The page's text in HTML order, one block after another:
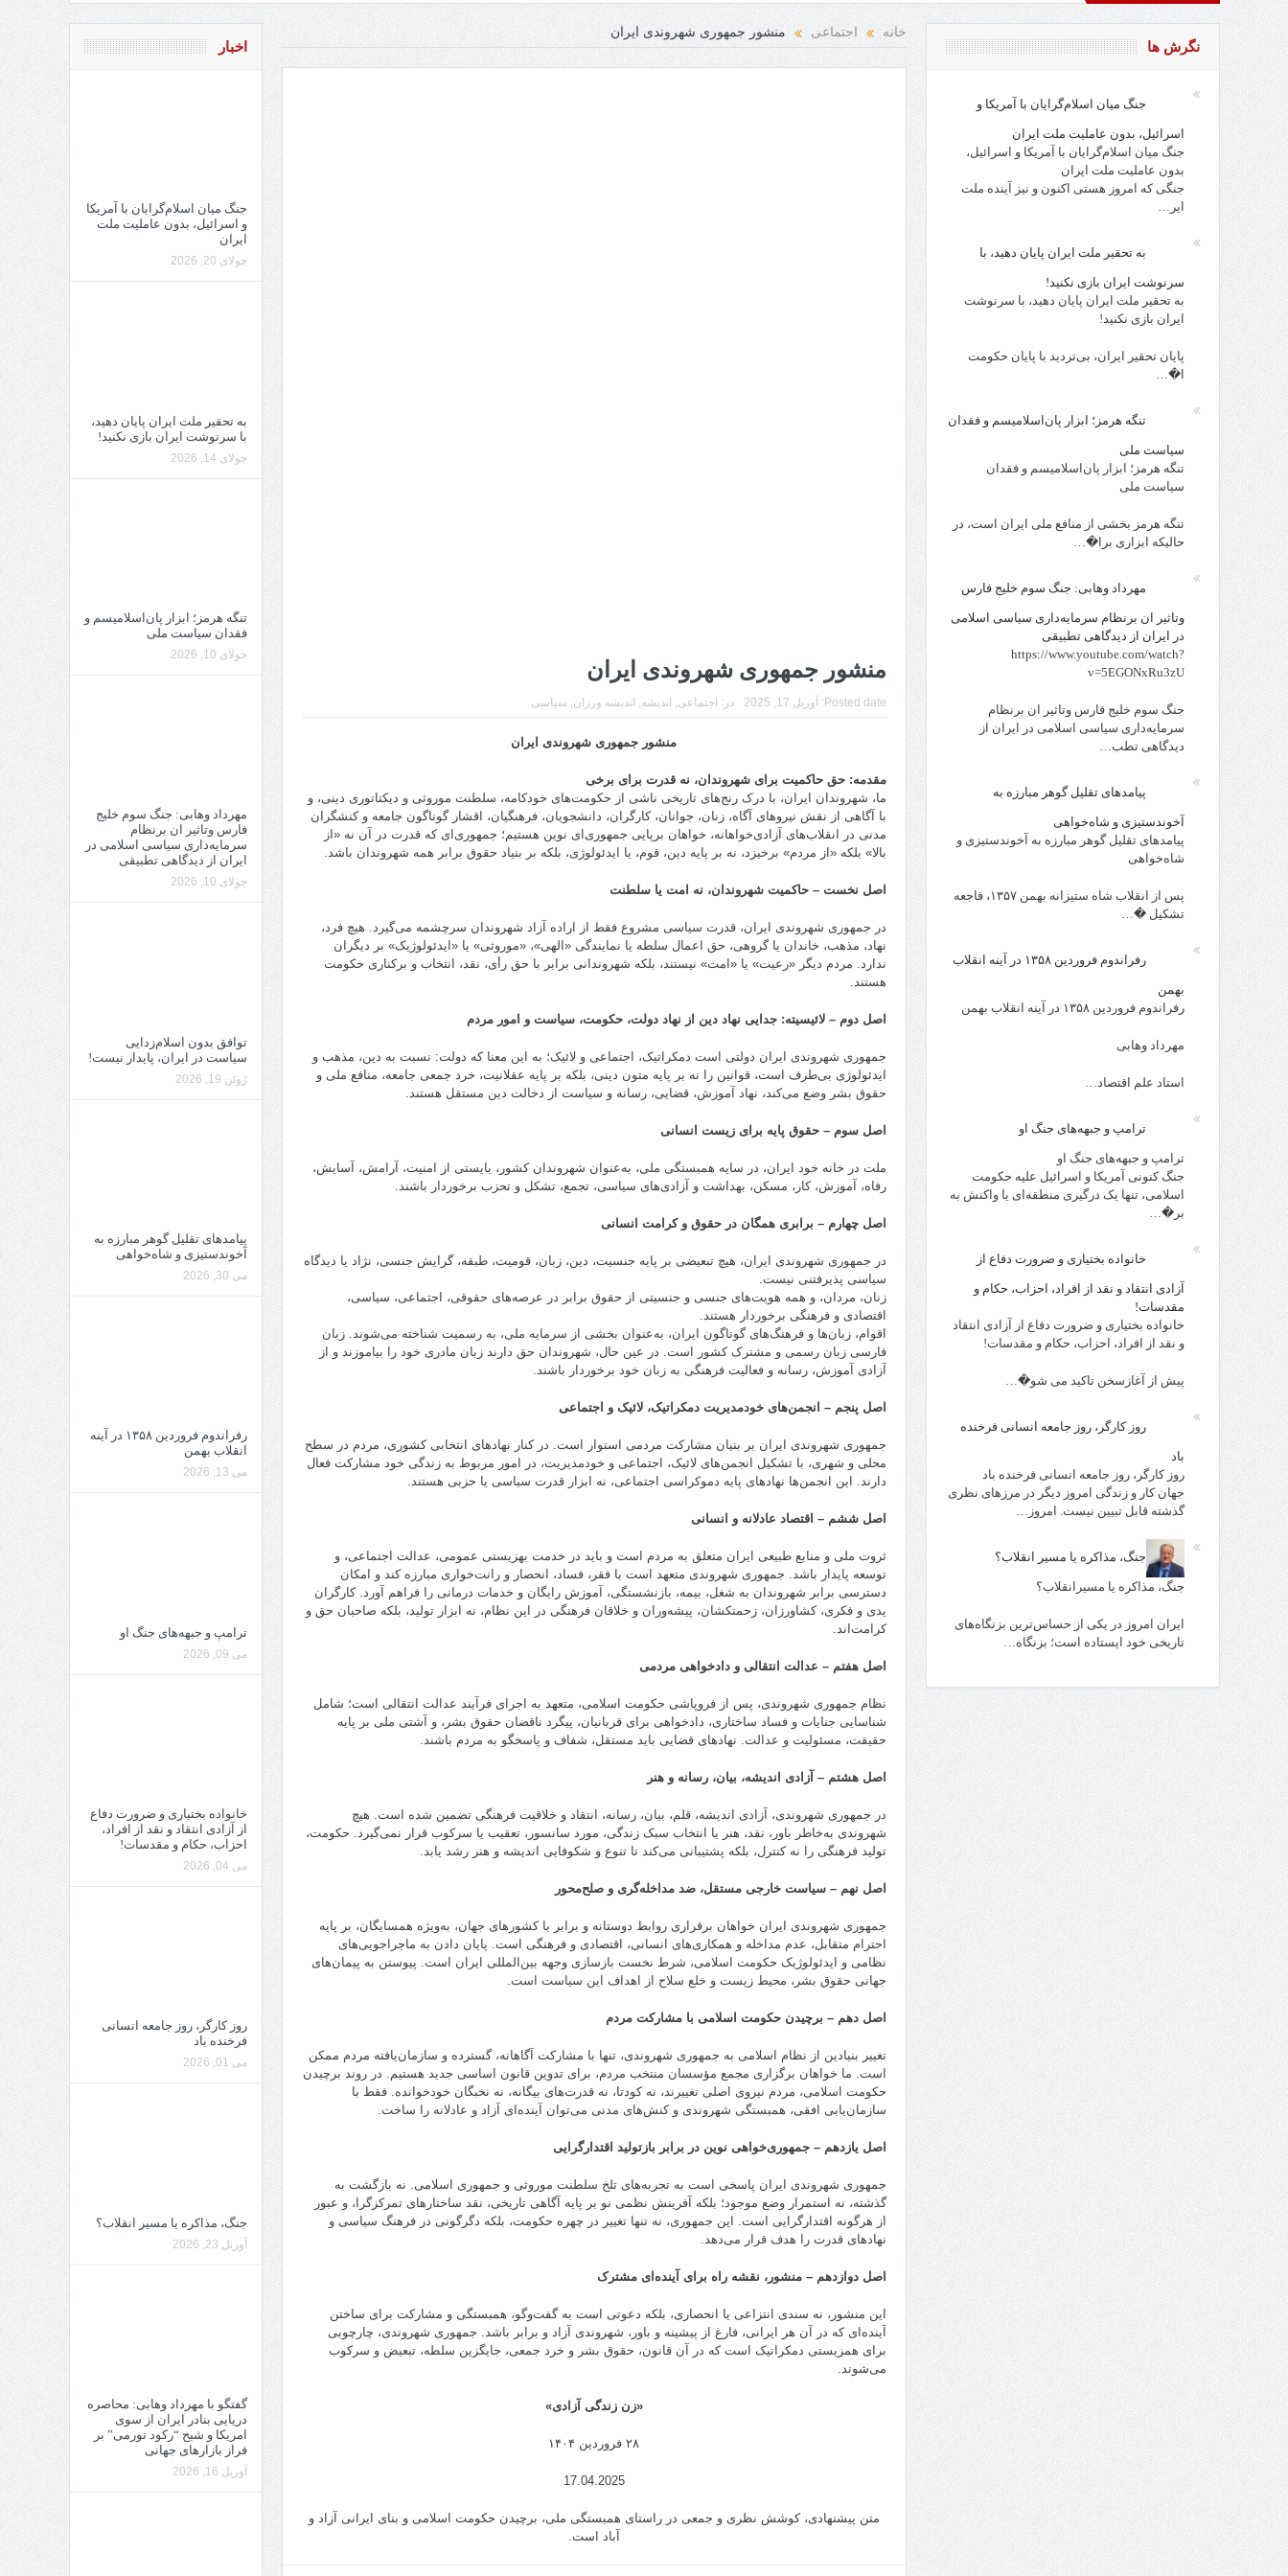
از افراد، احزاب، حکام و مقدسات! روز کارگر، روز جامعه انسانی فرخنده باد
خانه اجتماعی منشور جمهوری شهروندی ایران
منشور جمهوری شهروندی ایران
Posted date: آوریل 17, 2025 در: اجتماعی اندیشه اندیشه ورزان سیاسی
منشور جمهوری شهروندی ایران
مقدمه: حق حاکمیت برای شهروندان، نه قدرت برای برخی
ما، شهروندان ایران، با درک رنج‌های تاریخی ناشی از حکومت‌های خودکامه، سلطنت موروثی و دیکتاتوری دینی، و
با آگاهی از نقش نیروهای آگاه، زنان، جوانان، کارگران، دانشجویان، فرهنگیان، اقشار گوناگون جامعه و کنشگران
مدنی در انقلاب‌های آزادی‌خواهانه، خواهان برپایی جمهوری‌ای نوین هستیم؛ جمهوری‌ای که قدرت در آن نه «از
بالا» بلکه «از مردم» برخیزد، نه بر پایه دین، قوم، یا ایدئولوژی، بلکه بر بنیاد حقوق برابر همه شهروندان باشد.
اصل نخست – حاکمیت شهروندان، نه امت یا سلطنت
در جمهوری شهروندی ایران، قدرت سیاسی مشروع فقط از اراده آزاد شهروندان سرچشمه می‌گیرد. هیچ فرد،
نهاد، مذهب، خاندان یا گروهی، حق اعمال سلطه یا نمایندگی «الهی»، «موروثی» یا «ایدئولوژیک» بر دیگران
ندارد. مردم دیگر «رعیت» یا «امت» نیستند، بلکه شهروندانی برابر با حق رأی، نقد، انتخاب و برکناری حکومت
هستند.
اصل دوم – لائیسیته: جدایی نهاد دین از نهاد دولت، حکومت، سیاست و امور مردم
جمهوری شهروندی ایران دولتی است دمکراتیک، اجتماعی و لائیک؛ به این معنا که دولت: نسبت به دین، مذهب و
ایدئولوژی بی‌طرف است، قوانین را نه بر پایه متون دینی، بلکه بر پایه عقلانیت، خرد جمعی جامعه، منافع ملی و
حقوق بشر وضع می‌کند، نهاد آموزش، قضایی، رسانه و سیاست از دخالت دین مستقل هستند.
اصل سوم – حقوق پایه برای زیست انسانی
ملت در خانه خود ایران، در سایه همبستگی ملی، به‌عنوان شهروندان کشور، بایستی از امنیت، آرامش، آسایش،
رفاه، آموزش، کار، مسکن، بهداشت و آزادی‌های سیاسی، تجمع، تشکل و تحزب برخوردار باشند.
اصل چهارم – برابری همگان در حقوق و کرامت انسانی
در جمهوری شهروندی ایران، هیچ تبعیضی بر پایه جنسیت، دین، زبان، قومیت، طبقه، گرایش جنسی، نژاد یا دیدگاه
سیاسی پذیرفتنی نیست.
زنان، مردان، و همه هویت‌های جنسی و جنسیتی از حقوق برابر در عرصه‌های حقوقی، اجتماعی، سیاسی،
اقتصادی و فرهنگی برخوردار هستند.
اقوام، زبان‌ها و فرهنگ‌های گوناگون ایران، به‌عنوان بخشی از سرمایه ملی، به رسمیت شناخته می‌شوند. زبان
فارسی زبان رسمی و مشترک کشور است. در عین حال، شهروندان حق دارند زبان مادری خود را بیاموزند و از
آزادی آموزش، رسانه و فعالیت فرهنگی به زبان خود برخوردار باشند.
اصل پنجم – انجمن‌های خودمدیریت دمکراتیک، لائیک و اجتماعی
جمهوری شهروندی ایران بر بنیان مشارکت مردمی استوار است. در کنار نهادهای انتخابی کشوری، مردم در سطح
محلی و شهری، با تشکیل انجمن‌های لائیک، اجتماعی و خودمدیریت، در امور مربوط به زندگی خود مشارکت فعال
دارند. این انجمن‌ها نهادهای پایه دموکراسی اجتماعی‌، نه ابزار قدرت سیاسی یا حزبی هستند.
اصل ششم – اقتصاد عادلانه و انسانی
ثروت ملی و منابع طبیعی ایران متعلق به مردم است و باید در خدمت بهزیستی عمومی، عدالت اجتماعی، و
توسعه پایدار باشد. جمهوری شهروندی متعهد است با فقر، فساد، انحصار و رانت‌خواری مبارزه کند و امکان
دسترسی برابر شهروندان به شغل، بیمه، بازنشستگی، آموزش رایگان و خدمات درمانی را فراهم آورد. کارگران
یدی و فکری، کشاورزان، زحمتکشان، پیشه‌وران و خلاقان فرهنگی در این نظام، نه ابزار تولید، بلکه صاحبان حق و
کرامت‌اند.
اصل هفتم – عدالت انتقالی و دادخواهی مردمی
نظام جمهوری شهروندی، پس از فروپاشی حکومت اسلامی، متعهد به اجرای فرآیند عدالت انتقالی است؛ شامل
شناسایی جنایات و فساد ساختاری، دادخواهی برای قربانیان، پیگرد ناقضان حقوق بشر، و آشتی ملی بر پایه
حقیقت، مسئولیت و عدالت. نهادهای قضایی باید مستقل، شفاف و پاسخگو به مردم باشند.
اصل هشتم – آزادی اندیشه، بیان، رسانه و هنر
در جمهوری شهروندی، آزادی اندیشه، قلم، بیان، رسانه، انتقاد و خلاقیت فرهنگی تضمین شده است. هیچ
شهروندی به‌خاطر باور، نقد، هنر یا انتخاب سبک زندگی، مورد سانسور، تعقیب یا سرکوب قرار نمی‌گیرد. حکومت،
تولید فرهنگی را نه کنترل، بلکه پشتیبانی می‌کند تا تنوع و شکوفایی اندیشه و هنر رشد یابد.
اصل نهم – سیاست خارجی مستقل، ضد مداخله‌گری و صلح‌محور
جمهوری شهروندی ایران خواهان برقراری روابط دوستانه و برابر با کشورهای جهان، به‌ویژه همسایگان، بر پایه
احترام متقابل، عدم مداخله و همکاری‌های انسانی، اقتصادی و فرهنگی است. پایان دادن به ماجراجویی‌های
نظامی و ایدئولوژیک حکومت اسلامی، شرط نخست بازسازی وجهه بین‌المللی ایران است. پیوستن به پیمان‌های
جهانی حقوق بشر، محیط زیست و خلع سلاح از اهداف این سیاست است.
اصل دهم – برچیدن حکومت اسلامی با مشارکت مردم
تغییر بنیادین از نظام اسلامی به جمهوری شهروندی، تنها با مشارکت آگاهانه، گسترده و سازمان‌یافته مردم ممکن
است. ما خواهان برگزاری مجمع مؤسسان منتخب مردم، برای تدوین قانون اساسی جدید هستیم. در روند برچیدن
حکومت اسلامی، مردم نیروی اصلی تغییرند، نه کودتا، نه قدرت‌های بیگانه، نه نخبگان خودخوانده. فقط با
سازمان‌یابی افقی، همبستگی شهروندی و کنش‌های مدنی می‌توان آینده‌ای آزاد و عادلانه را ساخت.
اصل یازدهم – جمهوری‌خواهی نوین در برابر بازتولید اقتدارگرایی
جمهوری شهروندی ایران پاسخی است به تجربه‌های تلخ سلطنت موروثی و جمهوری اسلامی. نه بازگشت به
گذشته، نه استمرار وضع موجود؛ بلکه آفرینش نظمی نو بر پایه آگاهی تاریخی، نقد ساختارهای تمرکزگرا، و عبور
از هرگونه اقتدارگرایی است. این جمهوری، نه تنها تغییر در چهره حکومت، بلکه دگرگونی در فرهنگ سیاسی و
نهادهای قدرت را هدف قرار می‌دهد.
اصل دوازدهم – منشور، نقشه راه برای آینده‌ای مشترک
این منشور، نه سندی انتزاعی یا انحصاری، بلکه دعوتی است به گفت‌وگو، همبستگی و مشارکت برای ساختن
آینده‌ای که در آن هر ایرانی، فارغ از پیشینه و باور، شهروندی آزاد و برابر باشد. جمهوری شهروندی، چارچوبی
برای همزیستی دمکراتیک است که در آن قانون، حقوق بشر و خرد جمعی، جایگزین سلطه، تبعیض و سرکوب
می‌شوند.
«زن زندگی آزادی»
۲۸ فروردين ۱۴۰۴
17.04.2025
متن پیشنهادی، کوشش نظری و جمعی در راستای همبستگی ملی، برچیدن حکومت اسلامی و بنای ایرانی آزاد و
آباد است.
اخبار
جنگ میان اسلام‌گرایان با آمریکا
و اسرائیل، بدون عاملیت ملت
ایران
جولای 20, 2026
به تحقیر ملت ایران پایان دهید،
با سرنوشت ایران بازی نکنید!
جولای 14, 2026
تنگه هرمز؛ ابزار پان‌اسلامیسم و
فقدان سیاست ملی
جولای 10, 2026
مهرداد وهابی: جنگ سوم خلیج
فارس وتاثیر ان برنظام
سرمایه‌داری سیاسی اسلامی در
ایران از دیدگاهی تطبیقی
جولای 10, 2026
توافق بدون اسلام‌زدایی
سیاست در ایران، پایدار نیست!
ژوئن 19, 2026
پیامدهای تقلیل گوهر مبارزه به
آخوندستیزی و شاه‌خواهی
می 30, 2026
رفراندوم فروردین ۱۳۵۸ در آینه
انقلاب بهمن
می 13, 2026
ترامپ و جبهه‌های جنگ او
می 09, 2026
خانواده بختیاری و ضرورت دفاع
از آزادی انتقاد و نقد از افراد،
احزاب، حکام و مقدسات!
می 04, 2026
روز کارگر، روز جامعه انسانی
فرخنده باد
می 01, 2026
جنگ، مذاکره یا مسیر انقلاب؟
آوریل 23, 2026
گفتگو با مهرداد وهابی: محاصره
دریایی بنادر ایران از سوی
امریکا و شبح “رکود تورمی” بر
فراز بازارهای جهانی
آوریل 16, 2026
نگرش ها
جنگ میان اسلام‌گرایان با آمریکا و
اسرائیل، بدون عاملیت ملت ایران
جنگ میان اسلام‌گرایان با آمریکا و اسرائیل،
بدون عاملیت ملت ایران
جنگی که امروز هستی اکنون و نیز آینده ملت
ایر…
به تحقیر ملت ایران پایان دهید، با
سرنوشت ایران بازی نکنید!
به تحقیر ملت ایران پایان دهید، با سرنوشت
ایران بازی نکنید!
پایان تحقیر ایران، بی‌تردید با پایان حکومت
ا�…
تنگه هرمز؛ ابزار پان‌اسلامیسم و فقدان
سیاست ملی
تنگه هرمز؛ ابزار پان‌اسلامیسم و فقدان
سیاست ملی
تنگه هرمز بخشی از منافع ملی ایران است، در
حالیکه ابزاری برا�…
مهرداد وهابی: جنگ سوم خلیج فارس
وتاثیر ان برنظام سرمایه‌داری سیاسی اسلامی
در ایران از دیدگاهی تطبیقی
https://www.youtube.com/watch?
v=5EGONxRu3zU
جنگ سوم خلیج فارس وتاثیر ان برنظام
سرمایه‌داری سیاسی اسلامی در ایران از
دیدگاهی تطب…
پیامدهای تقلیل گوهر مبارزه به
آخوندستیزی و شاه‌خواهی
پیامدهای تقلیل گوهر مبارزه به آخوندستیزی و
شاه‌خواهی
پس از انقلاب شاه ستیزانه بهمن ۱۳۵۷، فاجعه
تشکیل �…
رفراندوم فروردین ۱۳۵۸ در آینه انقلاب
بهمن
رفراندوم فروردین ۱۳۵۸ در آینه انقلاب بهمن
مهرداد وهابی
استاد علم اقتصاد…
ترامپ و جبهه‌های جنگ او
ترامپ و جبهه‌های جنگ او
جنگ کنونی آمریکا و اسرائیل علیه حکومت
اسلامی، تنها یک درگیری منطقه‌ای یا واکنش به
بر�…
خانواده بختیاری و ضرورت دفاع از
آزادی انتقاد و نقد از افراد، احزاب، حکام و
مقدسات!
خانواده بختیاری و ضرورت دفاع از آزادی انتقاد
و نقد از افراد، احزاب، حکام و مقدسات!
پیش از آغازسخن تاکید می شو�…
روز کارگر، روز جامعه انسانی فرخنده
باد
روز کارگر، روز جامعه انسانی فرخنده باد
جهان کار و زندگی امروز دیگر در مرزهای نظری
گذشته قابل تبیین نیست. امروز…
جنگ، مذاکره یا مسیر انقلاب؟
جنگ، مذاکره یا مسیرانقلاب؟
ایران امروز در یکی از حساس‌ترین بزنگاه‌های
تاریخی خود ایستاده است؛ بزنگاه…